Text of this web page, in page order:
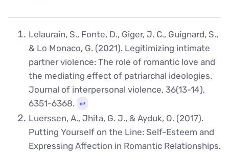
Lelaurain, S., Fonte, D., Giger, J. C., Guignard, S.,
& Lo Monaco, G. (2021). Legitimizing intimate
partner violence: The role of romantic love and
the mediating effect of patriarchal ideologies.
Journal of interpersonal violence, 36(13-14),
6351-6368. ↩︎
Luerssen, A., Jhita, G. J., & Ayduk, O. (2017).
Putting Yourself on the Line: Self-Esteem and
Expressing Affection in Romantic Relationships.